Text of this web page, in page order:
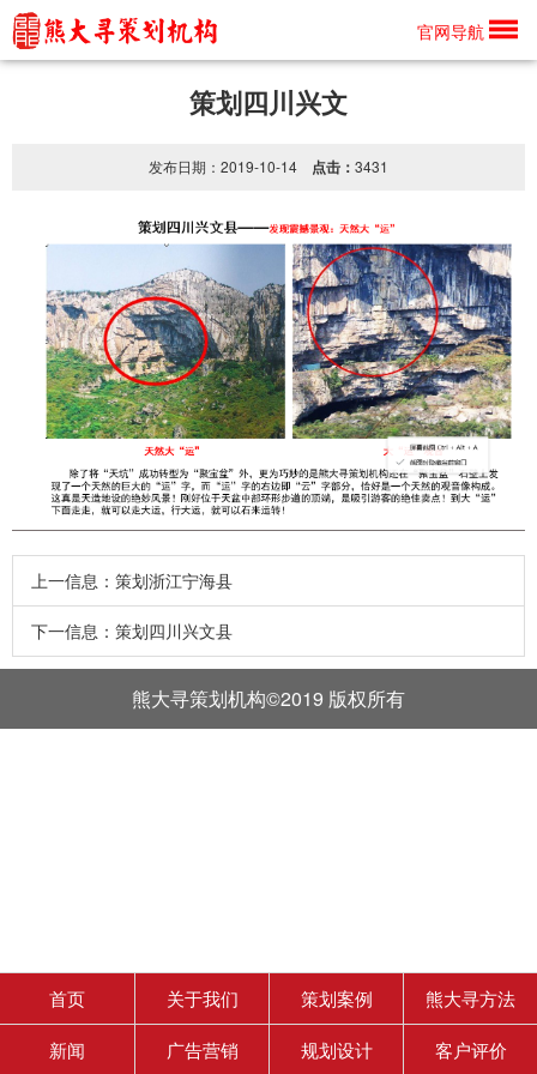
官网导航
信息详情
策划四川兴文
发布日期：2019-10-14 点击： 3431
上一信息： 策划浙江宁海县
下一信息： 策划四川兴文县
熊大寻策划机构©2019 版权所有
首页 关于我们 策划案例 熊大寻方法
新闻 广告营销 规划设计 客户评价